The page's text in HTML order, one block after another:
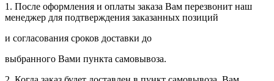
1. После оформления и оплаты заказа Вам перезвонит наш
менеджер для подтверждения заказанных позиций
и согласования сроков доставки до
выбранного Вами пункта самовывоза.